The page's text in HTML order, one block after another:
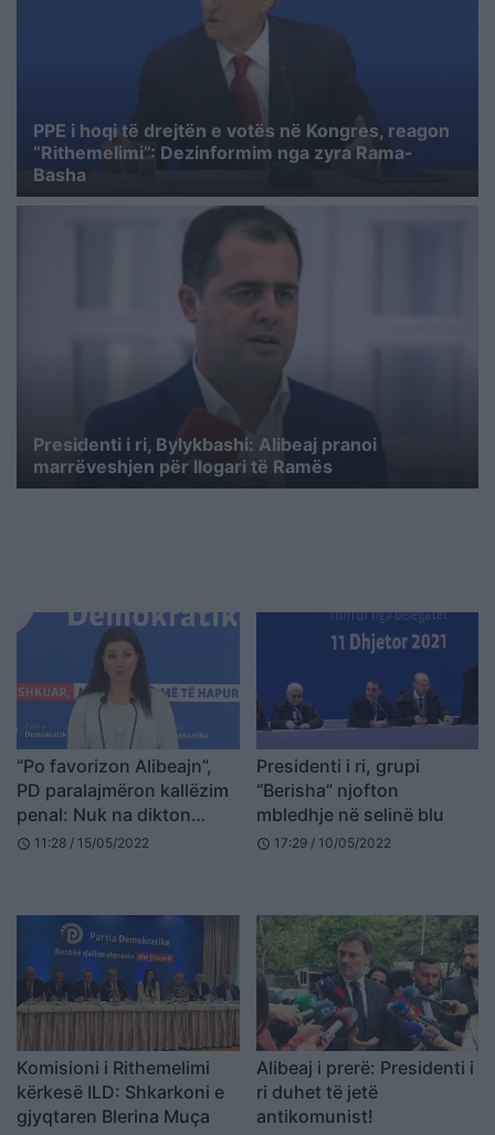
PPE i hoqi të drejtën e votës në Kongres, reagon
“Rithemelimi”: Dezinformim nga zyra Rama-
Basha
Presidenti i ri, Bylykbashi: Alibeaj pranoi
marrëveshjen për llogari të Ramës
“Po favorizon Alibeajn”,
PD paralajmëron kallëzim
penal: Nuk na dikton
askush me vendime
schedule 11:28 / 15/05/2022
Presidenti i ri, grupi
“Berisha” njofton
mbledhje në selinë blu
schedule 17:29 / 10/05/2022
Komisioni i Rithemelimi
kërkesë ILD: Shkarkoni e
gjyqtaren Blerina Muça
Alibeaj i prerë: Presidenti i
ri duhet të jetë
antikomunist!